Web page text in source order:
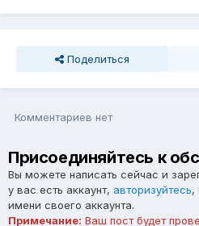
Поделиться
Комментариев нет
Присоединяйтесь к
Вы можете написать сейчас и
у вас есть аккаунт, авторизуйтесь,
имени своего аккаунта.
Примечание: Ваш пост будет